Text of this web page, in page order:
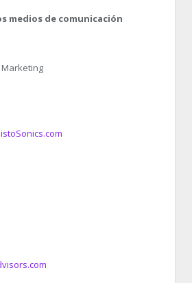
medios de comunicación